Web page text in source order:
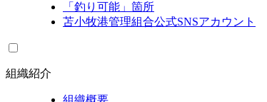
「釣り可能」箇所
苫小牧港管理組合公式SNSアカウント
組織紹介
組織概要